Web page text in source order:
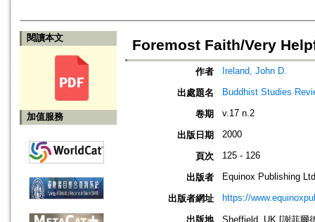
閱讀本文
加值服務
Foremost Faith/Very
作者 Ireland, John D.
出處題名 Buddhist Studies
卷期 v.17 n.2
出版日期 2000
頁次 125 - 126
出版者 Equinox Publishing
出版者網址 https://
出版地
Sheffield, UK [謝菲爾